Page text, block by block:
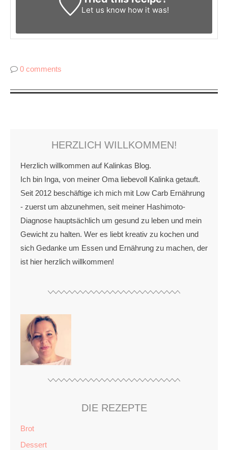
Let us knowhow it was!
0 comments
HERZLICH WILLKOMMEN!
Herzlich willkommen auf Kalinkas Blog.
Ich bin Inga, von meiner Oma liebevoll Kalinka getauft.
Seit 2012 beschäftige ich mich mit Low Carb Ernährung
- zuerst um abzunehmen, seit meiner Hashimoto-
Diagnose hauptsächlich um gesund zu leben und mein
Gewicht zu halten. Wer es liebt kreativ zu kochen und
sich Gedanke um Essen und Ernährung zu machen, der
ist hier herzlich willkommen!
DIE REZEPTE
Brot
Dessert